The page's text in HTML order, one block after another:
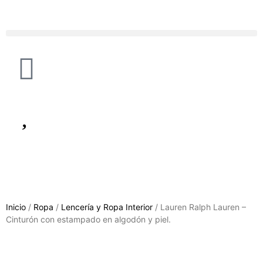
Inicio / Ropa / Lencería y Ropa Interior / Lauren Ralph Lauren –
Cinturón con estampado en algodón y piel.